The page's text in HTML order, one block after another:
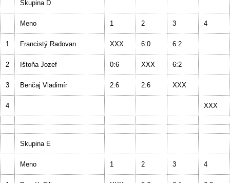
Skupina D
Meno 1 2 3 4
1 Francistý Radovan XXX 6:0 6:2
2 Ištoňa Jozef 0:6 XXX 6:2
3 Benčaj Vladimír 2:6 2:6 XXX
4 XXX
Skupina E
Meno 1 2 3 4